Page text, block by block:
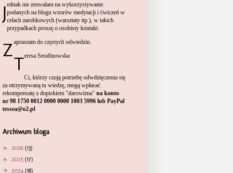
Jednak nie zezwalam na wykorzystywanie
podanych na blogu wzorów medytacji i ćwiczeń w
celach zarobkowych (warsztaty itp.), w takich
przypadkach proszę o osobisty kontakt.
Zapraszam do częstych odwiedzin.
Teresa Serafinowska
Ci, którzy czują potrzebę odwdzięczenia się
za otrzymywaną tu wiedzę, mogą wpłacać
rekompensatę z dopiskiem "darowizna" na konto
nr 98 1750 0012 0000 0000 1003 5996 lub PayPal
tessea@o2.pl
Archiwum bloga
► 2026 (13)
► 2025 (17)
▼ 2024 (18)